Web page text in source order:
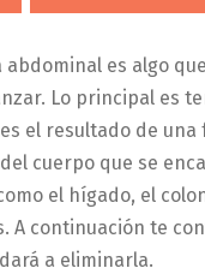
es algo que
Lo principal es
el resultado de una
cuerpo que se
el hígado, el
A continuación te
a eliminarla.